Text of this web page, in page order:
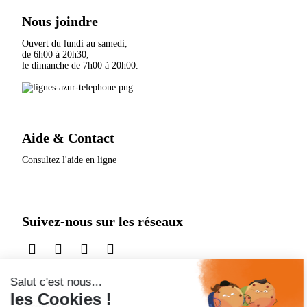
Nous joindre
Ouvert du lundi au samedi,
de 6h00 à 20h30,
le dimanche de 7h00 à 20h00.
Aide & Contact
Consultez l'aide en ligne
Suivez-nous sur les réseaux
sur LinkedInsur Instagram
sur TikTok
sur X